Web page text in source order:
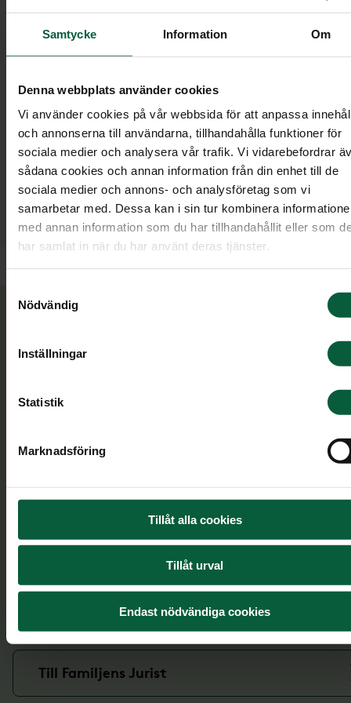
Samtycke Information Om
Denna webbplats använder cookies
Vi använder cookies på vår webbsida för att anpassa
och annonserna till användarna, tillhandahålla funktioner för
sociala medier och analysera vår trafik. Vi vidarebefordrar
sådana cookies och annan information från din enhet till de
sociala medier och annons- och analysföretag som vi
samarbetar med. Dessa kan i sin tur kombinera
med annan information som du har tillhandahållit eller som
har samlat in när du har använt deras tjänster.
Nödvändig
Inställningar
Statistik
Marknadsföring
Tillåt alla cookies
Tillåt urval
Endast nödvändiga cookies
Vi hjälper dig med allt som rör begravningen
och kan även, genom vår samarbetspartner
Familjens Jurist, hjälpa dig med den
efterföljande juridiken efter ett dödsfall. De
har lång och bred erfarenhet av familjejuridik.
Till Familjens Jurist